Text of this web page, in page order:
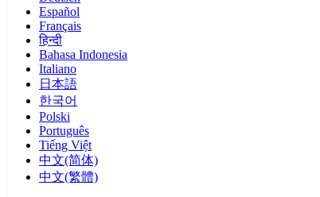
Español
Français
हिन्दी
Bahasa Indonesia
Italiano
日本語
한국어
Polski
Português
Tiếng Việt
中文(简体)
中文(繁體)